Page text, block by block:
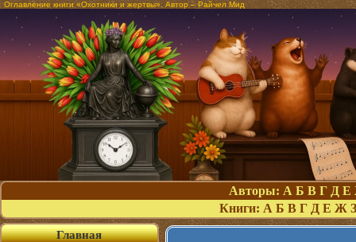
Оглавление книги «Охотники и жертвы». Автор – Райчел Мид
Авторы: А Б В Г Д Е
Книги: А Б В Г Д Е Ж З
Главная